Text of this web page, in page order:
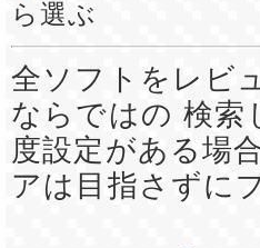
ら選ぶ
全ソフトをレビ
ならではの 検索
度設定がある場
アは目指さずに